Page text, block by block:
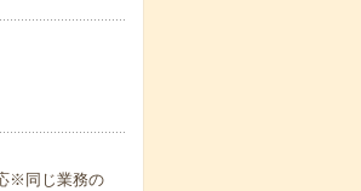
※同じ業務の